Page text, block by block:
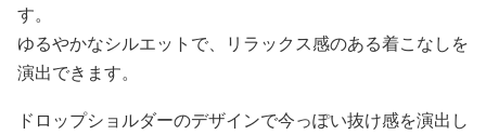
す。
ゆるやかなシルエットで、リラックス感のある着こなしを
演出できます。
ドロップショルダーのデザインで今っぽい抜け感を演出し